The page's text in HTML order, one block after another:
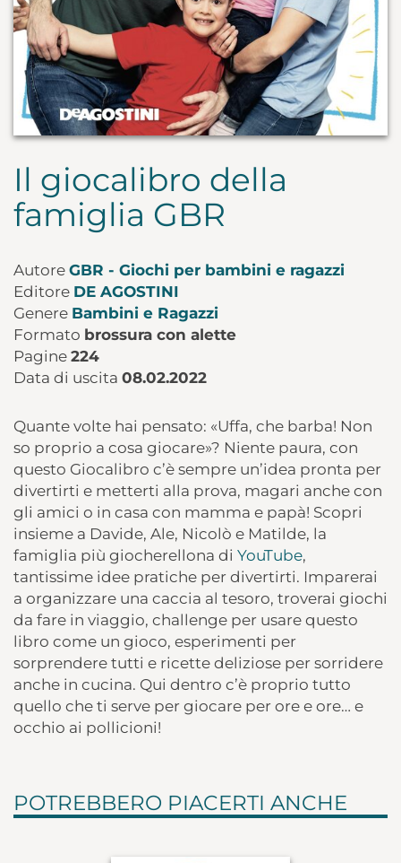
Il giocalibro della
famiglia GBR
Autore GBR - Giochi per bambini e ragazzi
Editore DE AGOSTINI
Genere Bambini e Ragazzi
Formato brossura con alette
Pagine 224
Data di uscita 08.02.2022
Quante volte hai pensato: «Uffa, che barba! Non
so proprio a cosa giocare»? Niente paura, con
questo Giocalibro c’è sempre un’idea pronta per
divertirti e metterti alla prova, magari anche con
gli amici o in casa con mamma e papà! Scopri
insieme a Davide, Ale, Nicolò e Matilde, la
famiglia più giocherellona di YouTube,
tantissime idee pratiche per divertirti. Imparerai
a organizzare una caccia al tesoro, troverai giochi
da fare in viaggio, challenge per usare questo
libro come un gioco, esperimenti per
sorprendere tutti e ricette deliziose per sorridere
anche in cucina. Qui dentro c’è proprio tutto
quello che ti serve per giocare per ore e ore… e
occhio ai pollicioni!
POTREBBERO PIACERTI ANCHE